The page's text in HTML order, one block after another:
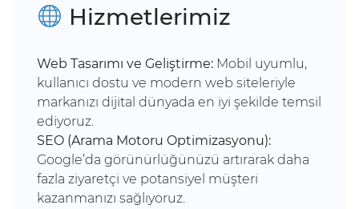
Hizmetlerimiz
Web Tasarımı ve Geliştirme: Mobil uyumlu,
kullanıcı dostu ve modern web siteleriyle
markanızı dijital dünyada en iyi şekilde temsil
ediyoruz.
SEO (Arama Motoru Optimizasyonu):
Google’da görünürlüğünüzü artırarak daha
fazla ziyaretçi ve potansiyel müşteri
kazanmanızı sağlıyoruz.